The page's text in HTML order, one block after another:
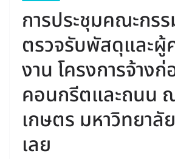
การประชุมคณะกร
ตรวจรับพัสดุและผู้
งาน โครงการจ้างก่
คอนกรีตและถนน
เกษตร มหาวิทยาลั
เลย